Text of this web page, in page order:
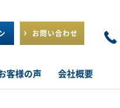
お問い合わせ
客様の声 会社概要